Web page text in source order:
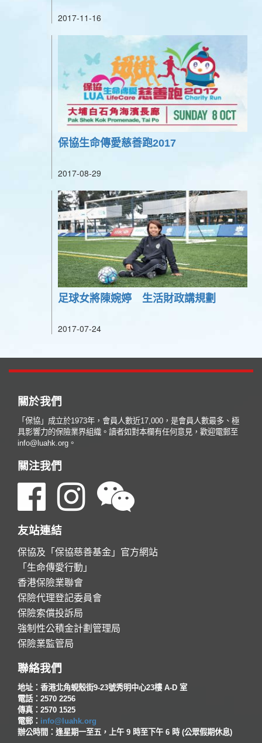
2017-11-16
保協生命傳愛慈善跑2017
2017-08-29
足球女將陳婉婷 生活財政講規劃
2017-07-24
關於我們
「保協」成立於1973年，會員人數近17,000，是會員人數最多、極
具影響力的保險業界組織。讀者如對本欄有任何意見，歡迎電郵至
info@luahk.org。
關注我們
友站連結
保協及「保協慈善基金」官方網站
「生命傳愛行動」
香港保險業聯會
保險代理登記委員會
保險索償投訴局
強制性公積金計劃管理局
保險業監管局
聯絡我們
地址：香港北角蜆殼街9-23號秀明中心23樓 A-D 室
電話：2570 2256
傳真：2570 1525
電郵： info@luahk.org
辦公時間：逢星期一至五，上午 9 時至下午 6 時 (公眾假期休息)